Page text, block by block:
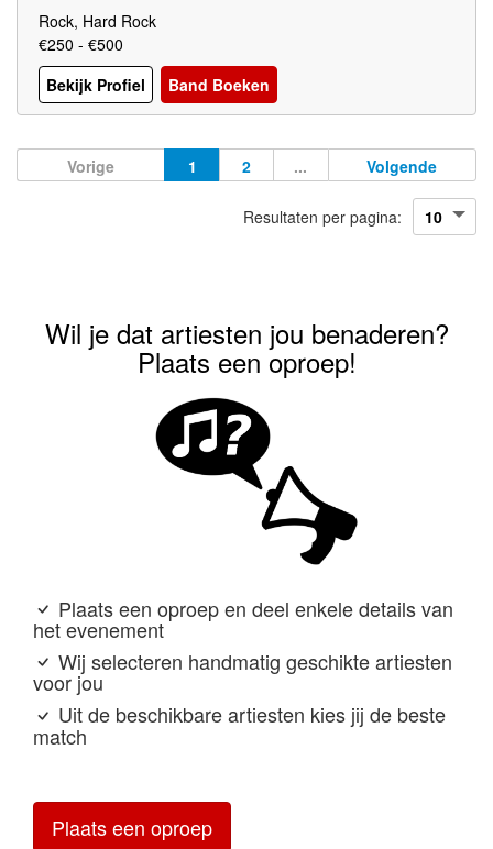
Rock, Hard Rock
€250 - €500
Bekijk Profiel
Band Boeken
Vorige 1 2 ... Volgende
Resultaten per pagina:
Wil je dat artiesten jou benaderen?
Plaats een oproep!
Plaats een oproep en deel enkele details van
het evenement
Wij selecteren handmatig geschikte artiesten
voor jou
Uit de beschikbare artiesten kies jij de beste
match
Plaats een oproep